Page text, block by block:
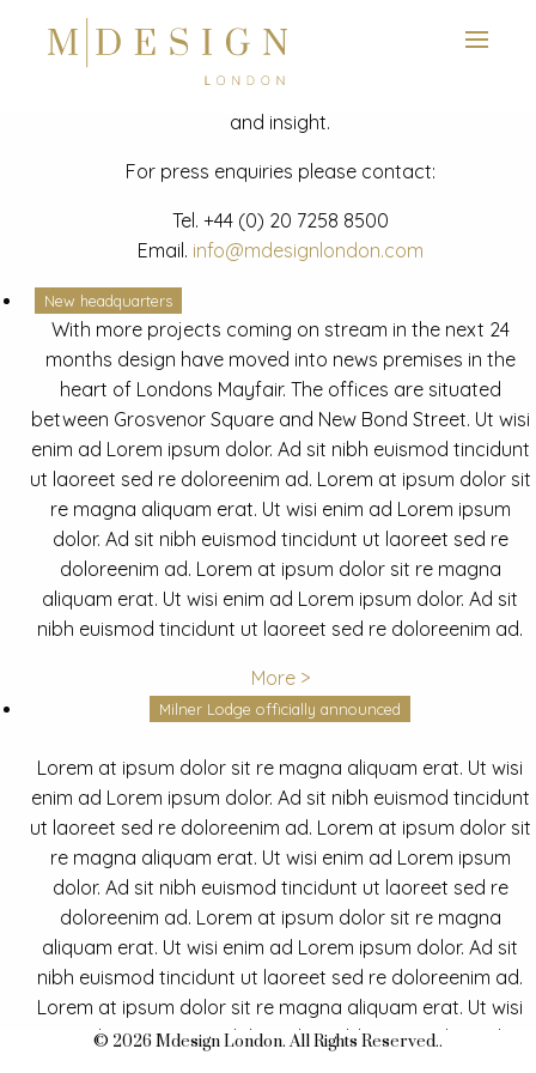
News
Latest mdesign development project and advisory news
and insight.
For press enquiries please contact:
Tel. +44 (0) 20 7258 8500
Email. info@mdesignlondon.com
New headquarters
With more projects coming on stream in the next 24
months design have moved into news premises in the
heart of Londons Mayfair. The offices are situated
between Grosvenor Square and New Bond Street. Ut wisi
enim ad Lorem ipsum dolor. Ad sit nibh euismod tincidunt
ut laoreet sed re doloreenim ad. Lorem at ipsum dolor sit
re magna aliquam erat. Ut wisi enim ad Lorem ipsum
dolor. Ad sit nibh euismod tincidunt ut laoreet sed re
doloreenim ad. Lorem at ipsum dolor sit re magna
aliquam erat. Ut wisi enim ad Lorem ipsum dolor. Ad sit
nibh euismod tincidunt ut laoreet sed re doloreenim ad.
More >
Milner Lodge officially announced
Lorem at ipsum dolor sit re magna aliquam erat. Ut wisi
enim ad Lorem ipsum dolor. Ad sit nibh euismod tincidunt
ut laoreet sed re doloreenim ad. Lorem at ipsum dolor sit
re magna aliquam erat. Ut wisi enim ad Lorem ipsum
dolor. Ad sit nibh euismod tincidunt ut laoreet sed re
doloreenim ad. Lorem at ipsum dolor sit re magna
aliquam erat. Ut wisi enim ad Lorem ipsum dolor. Ad sit
nibh euismod tincidunt ut laoreet sed re doloreenim ad.
Lorem at ipsum dolor sit re magna aliquam erat. Ut wisi
enim ad Lorem ipsum dolor. Ad sit nibh euismod tincidunt
© 2026 Mdesign London. All Rights Reserved..